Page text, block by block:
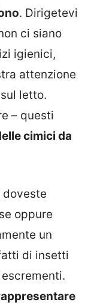
. Dirigetevi
ci siano
igienici,
attenzione
letto.
– questi
cimici da
doveste
oppure
un
di insetti